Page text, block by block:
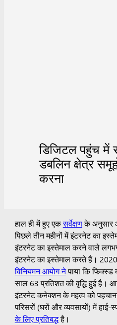
डिजिटल पहुंच में
डबलिन क्षेत्र
करना
हाल ही में हुए एकसर्वेक्षणके अनुसार
पिछले तीन महीनों में इंटरनेट का
इंटरनेट का इस्तेमाल करने वाले
इंटरनेट का इस्तेमाल करते हैं। 2020
विनियमन आयोग नेपाया कि
साल 63 प्रतिशत की वृद्धि हुई है।
इंटरनेट कनेक्शन के महत्व को
परिसरों (घरों और व्यवसायों) में
के लिए प्रतिबद्धहै।